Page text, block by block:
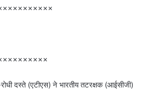
दस्ते (एटीएस) ने भारतीय तटरक्षक (आईसीजी)